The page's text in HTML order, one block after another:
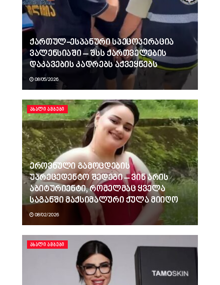
ქართულ-ესპანური სპეცოპერაცია
ვალენსიაში – შსს ქართველების
დაკავების კადრებს აქვეყნებს
08/05/2026
ᲐᲮᲐᲚᲘ ᲐᲛᲑᲔᲑᲘ
ეროვნული გამოცდების
უპრეცედენტო შედეგი – ვინ არის
აბიტურიენტი, რომელმაც ყველა
საგანში მაქსიმალური ქულა მიიღო
08/02/2026
ᲐᲮᲐᲚᲘ ᲐᲛᲑᲔᲑᲘ